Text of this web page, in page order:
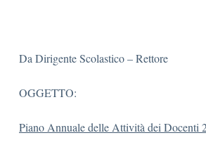
Da Dirigente Scolastico – Rettore
OGGETTO:
Piano Annuale delle Attività dei Docenti